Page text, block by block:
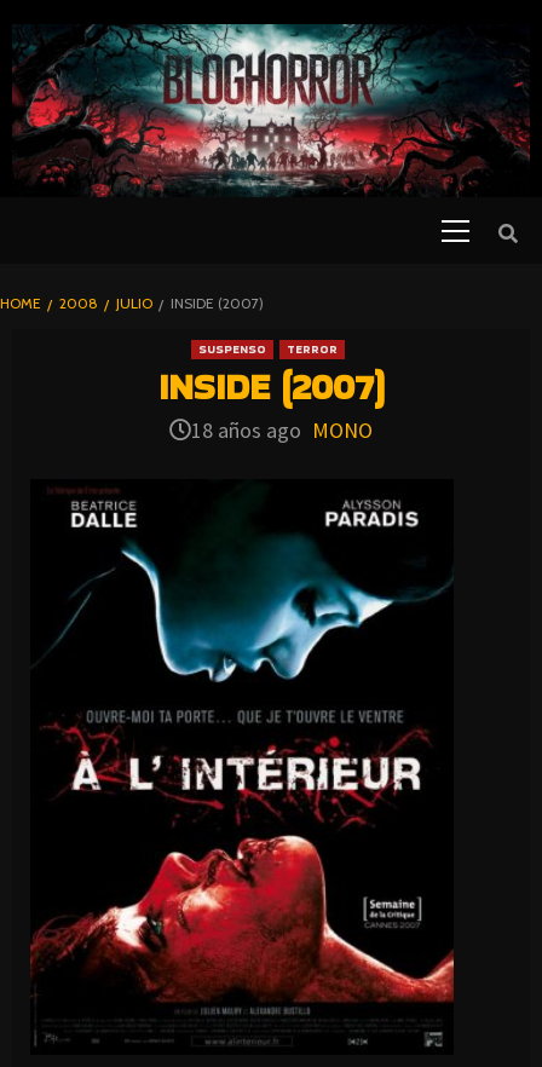
TO
CONTENT
BLOGHORROR
HOME 2008 JULIO INSIDE (2007)
SUSPENSO TERROR
INSIDE (2007)
18 años ago MONO